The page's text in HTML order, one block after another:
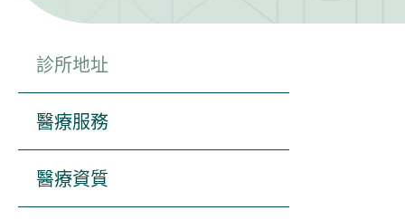
診所地址
醫療服務
醫療資質